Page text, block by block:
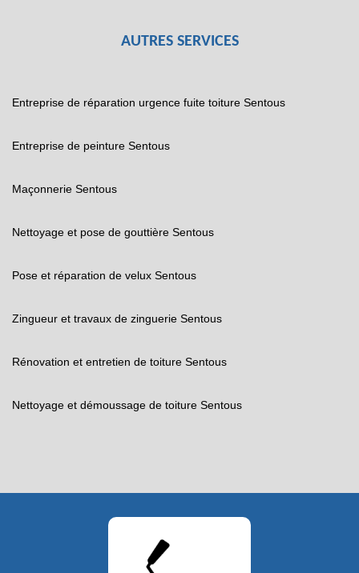
AUTRES SERVICES
Entreprise de réparation urgence fuite toiture Sentous
Entreprise de peinture Sentous
Maçonnerie Sentous
Nettoyage et pose de gouttière Sentous
Pose et réparation de velux Sentous
Zingueur et travaux de zinguerie Sentous
Rénovation et entretien de toiture Sentous
Nettoyage et démoussage de toiture Sentous